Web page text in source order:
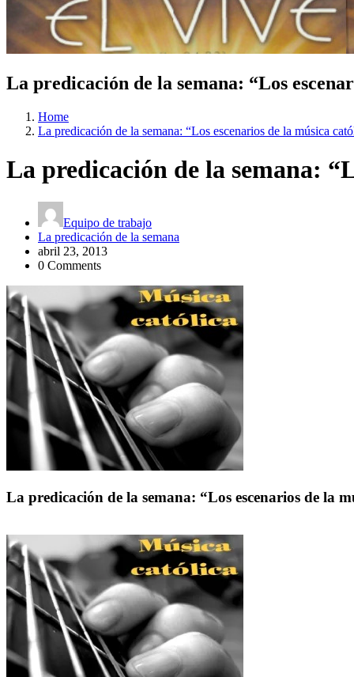
La predicación de la semana: “Los
Home
La predicación de la semana: “Los escenarios de la música
La predicación de la semana:
Equipo de trabajo
La predicación de la semana
abril 23, 2013
0 Comments
La predicación de la semana: “Los escenarios de la